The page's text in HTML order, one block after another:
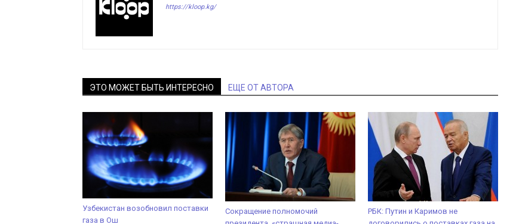
https://kloop.kg/
ЭТО МОЖЕТ БЫТЬ ИНТЕРЕСНО ЕЩЕ ОТ АВТОРА
Узбекистан возобновил поставки
газа в Ош
Сокращение полномочий
РБК: Путин и Каримов не